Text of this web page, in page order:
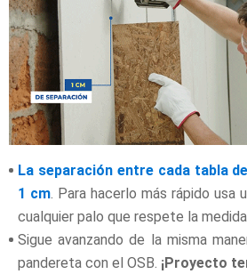
La separación entre cada tabla
1 cm . Para hacerlo más rápido usa
cualquier palo que respete la medida.
Sigue avanzando de la misma
pandereta con el OSB. ¡Proyecto